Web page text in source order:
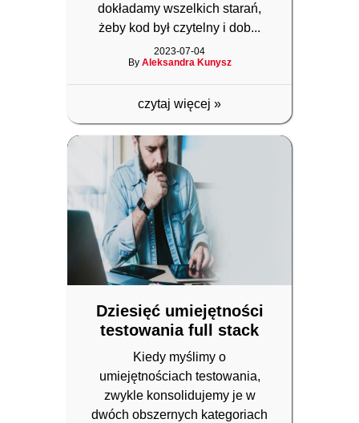
dokładamy wszelkich starań,
żeby kod był czytelny i dob...
2023-07-04
By Aleksandra Kunysz
czytaj więcej »
Dziesięć umiejętności
testowania full stack
Kiedy myślimy o
umiejętnościach testowania,
zwykle konsolidujemy je w
dwóch obszernych kategoriach